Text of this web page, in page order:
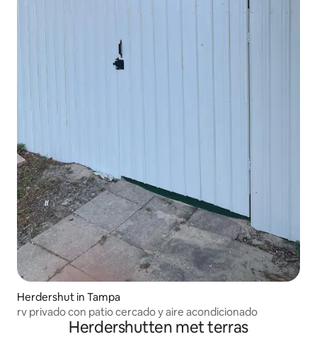
Herdershut in Tampa
rv privado con patio cercado y aire acondicionado
Herdershutten met terras